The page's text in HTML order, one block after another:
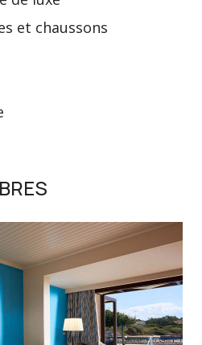
et chaussons